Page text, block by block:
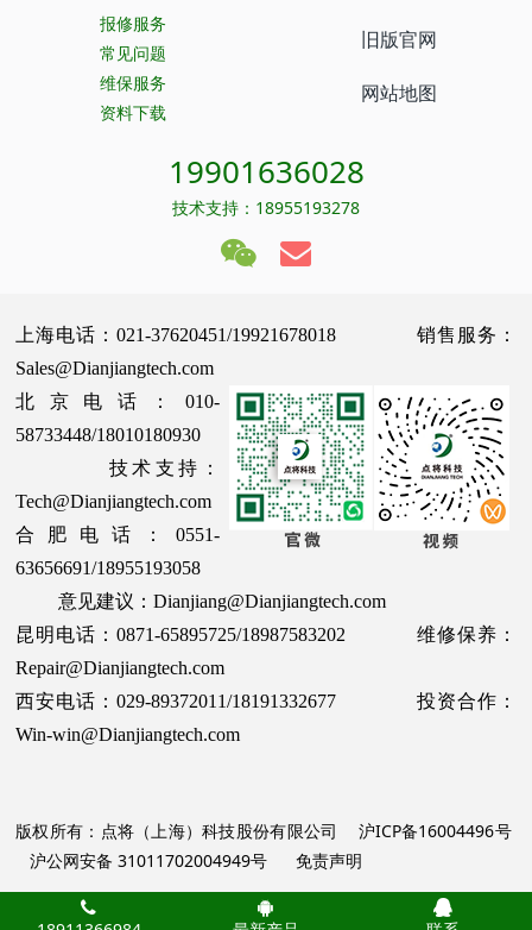
报修服务
常见问题
维保服务
资料下载
旧版官网
网站地图
19901636028
技术支持：18955193278
上海电话：021-37620451/19921678018 销售服务：
Sales@Dianjiangtech.com
北京电话：010-
58733448/18010180930
技术支持：
Tech@Dianjiangtech.com
合肥电话：0551-
63656691/18955193058
意见建议：Dianjiang@Dianjiangtech.com
昆明电话：0871-65895725/18987583202 维修保养：
Repair@Dianjiangtech.com
西安电话：029-89372011/18191332677 投资合作：
Win-win@Dianjiangtech.com
版权所有：点将（上海）科技股份有限公司 沪ICP备16004496号
沪公网安备 31011702004949号
免责声明